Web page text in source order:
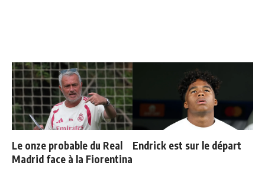
Le onze probable du Real
Madrid face à la Fiorentina
Endrick est sur le départ